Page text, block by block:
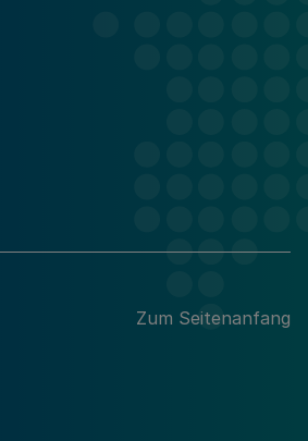
Zum Seitenanfang